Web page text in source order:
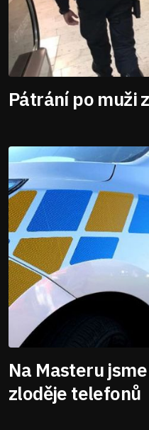
Pátrání po muži
Na Masteru
zloděje telefonů